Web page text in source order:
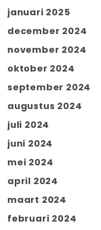
januari 2025
december 2024
november 2024
oktober 2024
september 2024
augustus 2024
juli 2024
juni 2024
mei 2024
april 2024
maart 2024
februari 2024